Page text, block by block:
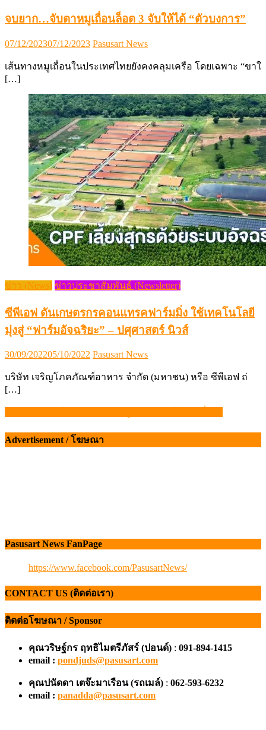
จบยาก…จับตาหมูเถื่อนล็อต 3 จับให้ได้ “ตัวบงการ”
Posted
07/12/202307/12/2023 Author
Pasusart News
เส้นทางหมูเถื่อนในประเทศไทยยังคงคลุมเครือ โดยเฉพาะ “ขาใ
[…]
ข่าว (News) ข่าวประชาสัมพันธ์ (Newsletter)
ซีพีเอฟ ดันเกษตรกรคอนแทรคฟาร์มมิ่ง ใช้เทคโนโลยี
มุ่งสู่ “ฟาร์มอัจฉริยะ” – ปศุศาสตร์ นิวส์
Posted
30/09/202205/10/2022 Author
Pasusart News
บริษัท เจริญโภคภัณฑ์อาหาร จำกัด (มหาชน) หรือ ซีพีเอฟ ถ่
[…]
แนะแนว
เรื่อง
Advertisement / โฆษณา
Pasusart News FanPage
https://www.facebook.com/PasusartNews/
CONTACT US (ติดต่อเรา)
ติดต่อโฆษณา / Sponsor
คุณวริษฐ์กร ฤทธิไมตรีภัสร์ (ปอนด์) : 091-894-1415
email : pondjuds@pasusart.com
คุณปนัดดา เตจ๊ะมาเรือน (รถเมล์) : 062-593-6232
email : panadda@pasusart.com